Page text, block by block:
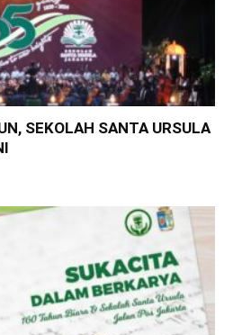
SEKOLAH SANTA URSULA